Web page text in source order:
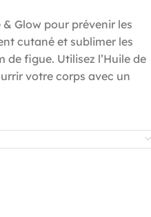
& Glow pour prévenir les
cutané et sublimer les
figue. Utilisez l’Huile de
votre corps avec un